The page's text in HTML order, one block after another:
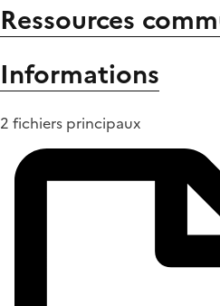
Ressources
Informations
2 fichiers principaux